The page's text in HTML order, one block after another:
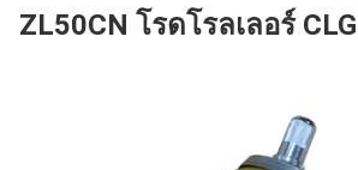
ZL50CN โรดโรลเลอร์